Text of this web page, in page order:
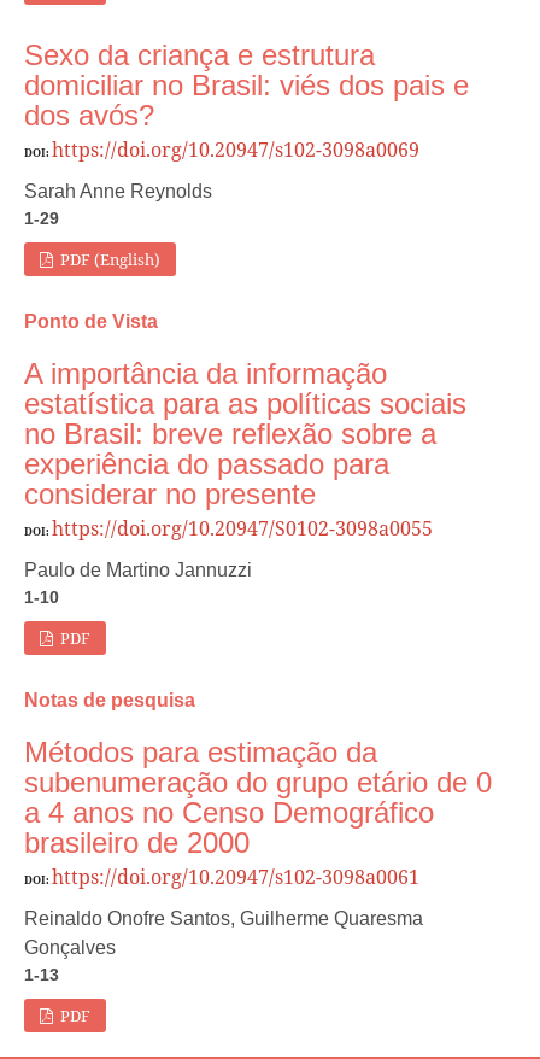
Sexo da criança e estrutura
domiciliar no Brasil: viés dos pais e
dos avós?
DOI: https://doi.org/10.20947/s102-3098a0069
Sarah Anne Reynolds
1-29
PDF (English)
Ponto de Vista
A importância da informação
estatística para as políticas sociais
no Brasil: breve reflexão sobre a
experiência do passado para
considerar no presente
DOI: https://doi.org/10.20947/S0102-3098a0055
Paulo de Martino Jannuzzi
1-10
PDF
Notas de pesquisa
Métodos para estimação da
subenumeração do grupo etário de 0
a 4 anos no Censo Demográfico
brasileiro de 2000
DOI: https://doi.org/10.20947/s102-3098a0061
Reinaldo Onofre Santos, Guilherme Quaresma
Gonçalves
1-13
PDF